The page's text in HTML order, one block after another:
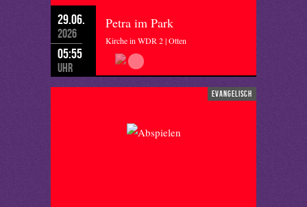
29.06.
2026
05:55
Uhr
Petra im Park
Kirche in WDR 2 | Otten
evangelisch